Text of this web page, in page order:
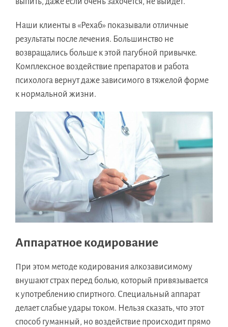
Наши клиенты в «Рехаб» показывали отличные
результаты после лечения. Большинство не
возвращались больше к этой пагубной привычке.
Комплексное воздействие препаратов и работа
психолога вернут даже зависимого в тяжелой форме
к нормальной жизни.
Аппаратное кодирование
При этом методе кодирования алкозависимому
внушают страх перед болью, который привязывается
к употреблению спиртного. Специальный аппарат
делает слабые удары током. Нельзя сказать, что этот
способ гуманный, но воздействие происходит прямо